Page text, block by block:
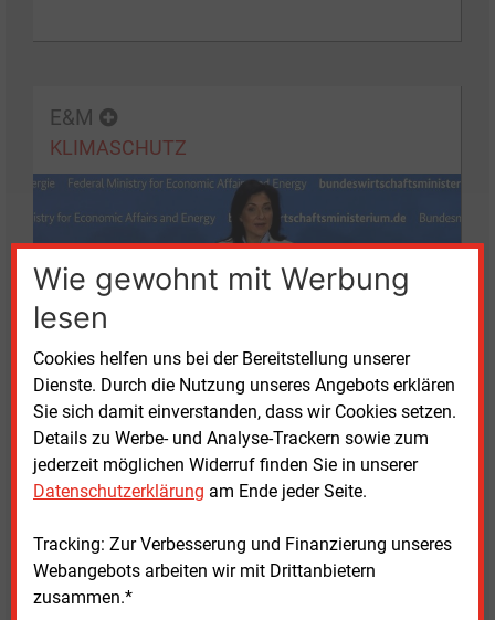
Wie gewohnt mit Werbung
lesen
Cookies helfen uns bei der Bereitstellung unserer
Dienste. Durch die Nutzung unseres Angebots erklären
Sie sich damit einverstanden, dass wir Cookies setzen.
Details zu Werbe- und Analyse-Trackern sowie zum
jederzeit möglichen Widerruf finden Sie in unserer
Datenschutzerklärung am Ende jeder Seite.
Tracking: Zur Verbesserung und Finanzierung unseres
Webangebots arbeiten wir mit Drittanbietern
zusammen.*
E&M
KLIMASCHUTZ
EU-Methanregeln stoßen weiter auf Kritik
Die EU-Kommission hat Empfehlungen zur Umsetzung der
Methanverordnung vorgelegt. Wirtschaftsministerin
Katherina Reiche (CDU) und die Gaswirtschaft halten sie
nicht für rechtssicher.
E&M Leseprobe